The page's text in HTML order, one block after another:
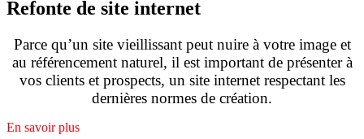
Refonte de site internet
Parce qu’un site vieillissant peut nuire à votre image et
au référencement naturel, il est important de présenter à
vos clients et prospects, un site internet respectant les
dernières normes de création.
En savoir plus